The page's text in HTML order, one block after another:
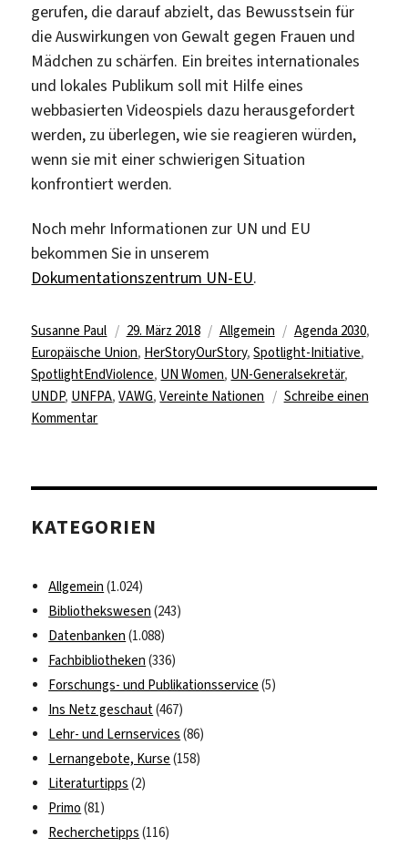
gerufen, die darauf abzielt, das Bewusstsein für
die Auswirkungen von Gewalt gegen Frauen und
Mädchen zu schärfen. Ein breites internationales
und lokales Publikum soll mit Hilfe eines
webbasierten Videospiels dazu herausgefordert
werden, zu überlegen, wie sie reagieren würden,
wenn sie mit einer schwierigen Situation
konfrontiert werden.
Noch mehr Informationen zur UN und EU
bekommen Sie in unserem
Dokumentationszentrum UN-EU.
Autor
Susanne Paul
Veröffentlicht
am
29. März 2018 Kategorien
Allgemein Schlagwörter
Agenda 2030,
Europäische Union, HerStoryOurStory,Spotlight-Initiative,
SpotlightEndViolence, UN Women, UN-Generalsekretär,
UNDP, UNFPA,VAWG,Vereinte Nationen
Schreibe einen
Kommentarzu
Initiative:
gegen
Mädchen
beseitigen
KATEGORIEN
Allgemein (1.024)
Bibliothekswesen (243)
Datenbanken (1.088)
Fachbibliotheken (336)
Forschungs- und Publikationsservice (5)
Ins Netz geschaut(467)
Lehr- und Lernservices (86)
Lernangebote, Kurse (158)
Literaturtipps (2)
Primo (81)
Recherchetipps (116)